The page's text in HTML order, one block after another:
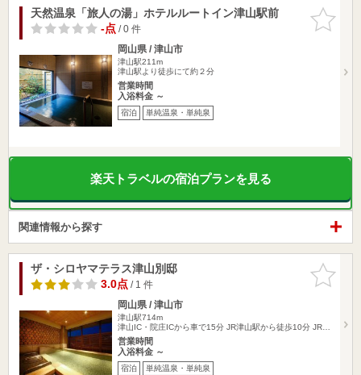
お気に入
りに追加
天然温泉「旅人の湯」ホテルルートイン津山駅前
-点/ 0 件
岡山県 / 津山市
津山駅211m
津山駅より徒歩にて約２分
営業時間
入浴料金 ～
宿泊 単純温泉・単純泉
楽天トラベルの宿泊プランを見る
関連情報から探す
お気に入
りに追加
ザ・シロヤマテラス津山別邸
3.0点/ 1 件
岡山県 / 津山市
津山駅714m
津山IC・院庄ICから車で15分 JR津山駅から徒歩10分 JR…
営業時間
入浴料金 ～
宿泊 単純温泉・単純泉